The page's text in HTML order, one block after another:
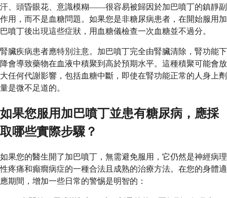
汗、頭昏眼花、意識模糊——很容易被歸因於加巴噴丁的鎮靜副
作用，而不是血糖問題。如果您是非糖尿病患者，在開始服用加
巴噴丁後出現這些症狀，用血糖儀檢查一次血糖並不過分。
腎臟疾病患者應特別注意。加巴噴丁完全由腎臟清除，腎功能下
降會導致藥物在血液中積聚到高於預期水平。這種積聚可能會放
大任何代謝影響，包括血糖中斷，即使在腎功能正常的人身上劑
量是微不足道的。
如果您服用加巴噴丁並患有糖尿病，應採
取哪些實際步驟？
如果您的醫生開了加巴噴丁，無需避免服用，它仍然是神經病理
性疼痛和癲癇病症的一種合法且成熟的治療方法。在您的身體適
應期間，增加一些日常的警惕是明智的：